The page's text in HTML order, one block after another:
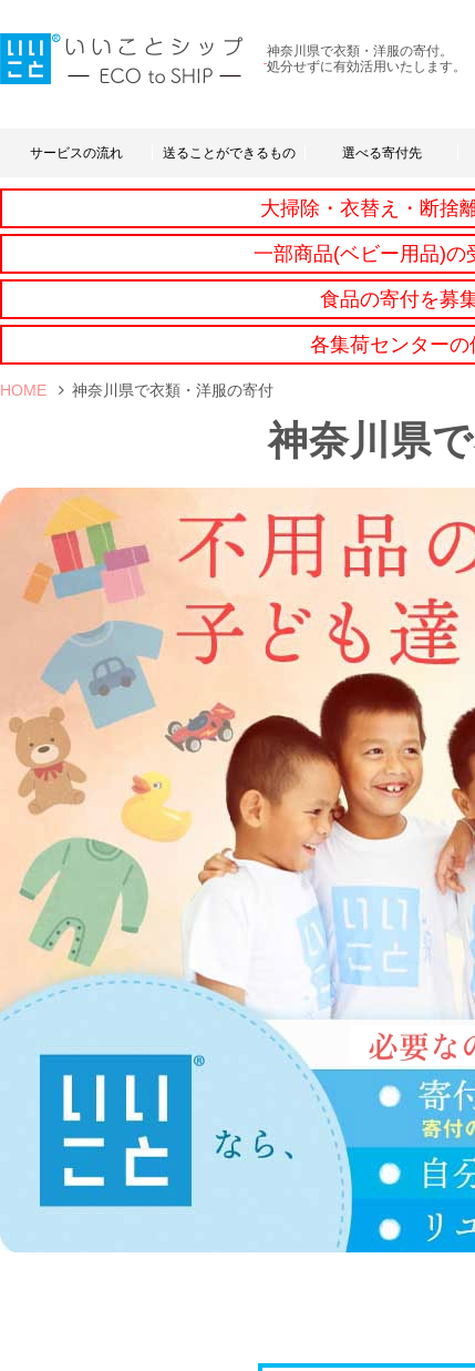
神奈川県で衣類・洋服の寄付。
処分せずに有効活用いたします。
サービスの流れ 送ることができるもの 選べる寄付先
大掃除・衣替え・断捨
一部商品(ベビー用品)の
食品の寄付を募
各集荷センター
HOME 神奈川県で衣類・洋服の寄付
神奈川県